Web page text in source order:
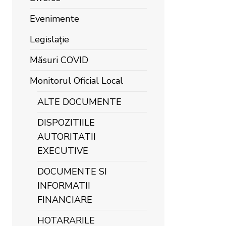
Evenimente
Legislație
Măsuri COVID
Monitorul Oficial Local
ALTE DOCUMENTE
DISPOZITIILE
AUTORITATII
EXECUTIVE
DOCUMENTE SI
INFORMATII
FINANCIARE
HOTARARILE